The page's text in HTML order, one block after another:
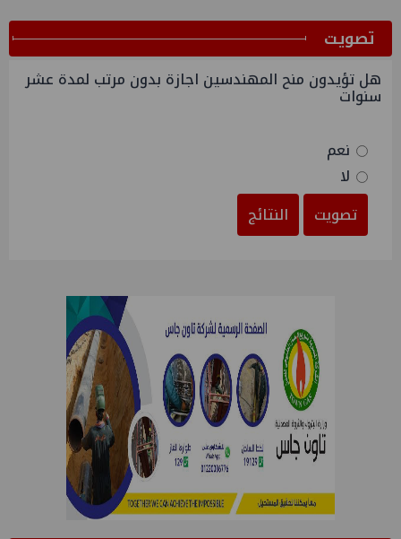
ﺗﺼﻮﻳﺖ
هل تؤيدون منح المهندسين اجازة بدون مرتب لمدة عشر
سنوات
نعم
لا
تصويت
النتائج